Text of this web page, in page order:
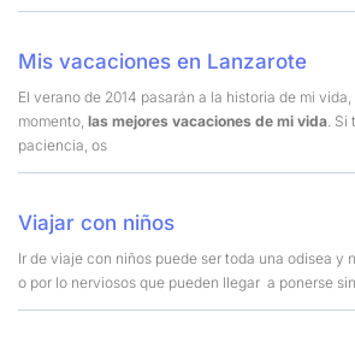
Mis vacaciones en Lanzarote
El verano de 2014 pasarán a la historia de mi
momento, las mejores vacaciones de mi vida. Si
paciencia, os
Viajar con niños
Ir de viaje con niños puede ser toda una odisea y
o por lo nerviosos que pueden llegar a ponerse